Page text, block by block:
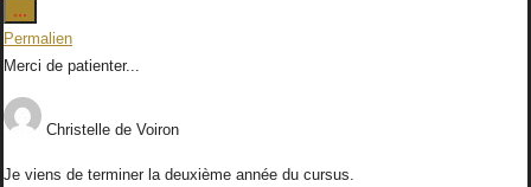
...
cette
boîte
méta.
Permalien
Merci de patienter...
Christelle de Voiron
Je viens de terminer la deuxième année du cursus.